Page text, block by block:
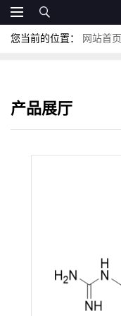
您当前的位置： 网站首页
产品展厅